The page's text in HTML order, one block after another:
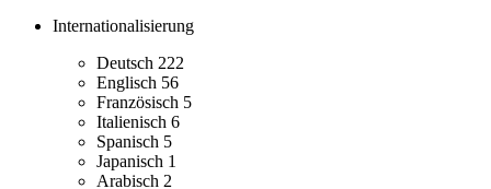
Internationalisierung
Deutsch 222
Englisch 56
Französisch 5
Italienisch 6
Spanisch 5
Japanisch 1
Arabisch 2